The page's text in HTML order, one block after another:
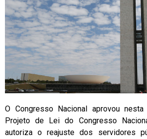
O Congresso Nacional aprovou
Projeto de Lei do Congresso
autoriza o reajuste dos servidores